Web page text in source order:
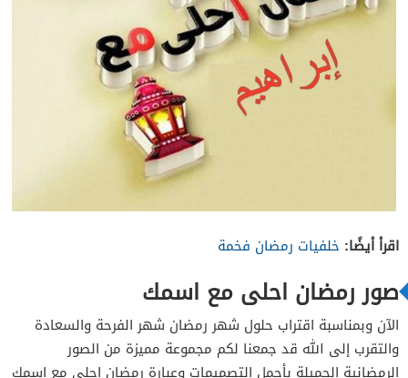
اقرأ أيضًا: خلفيات رمضان فخمة
صور رمضان احلى مع اسمك
الآن وبمناسبة اقتراب حلول شهر رمضان شهر الفرحة والسعادة
والتقرب إلى الله قد جمعنا لكم مجموعة مميزة من الصور
الرمضانية الجميلة بأجمل التصميمات وعبارة رمضان احلي مع اسمك